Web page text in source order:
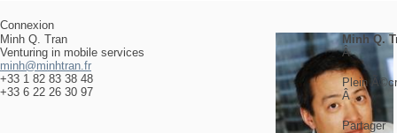
Connexion
Minh Q. Tran
Venturing in mobile services
minh@minhtran.fr
+33 1 82 83 38 48
+33 6 22 26 30 97
Minh Q.
Â
Plein
Â
Partager